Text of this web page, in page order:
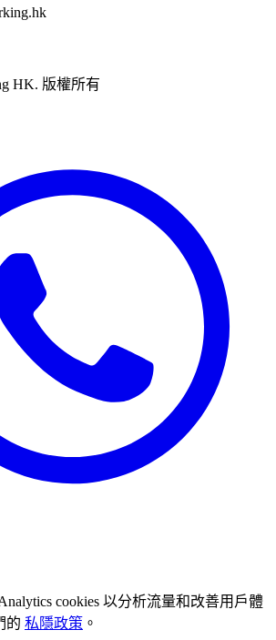
HK. 版權所有
cookies 以分析流量和改善用戶體
的 私隱政策 。